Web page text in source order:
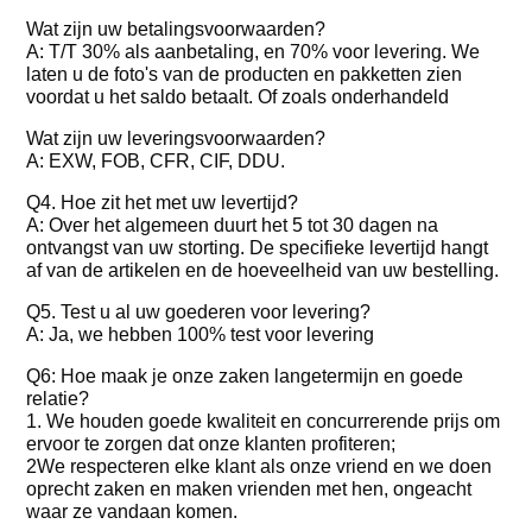
Wat zijn uw betalingsvoorwaarden?
A: T/T 30% als aanbetaling, en 70% voor levering. We
laten u de foto's van de producten en pakketten zien
voordat u het saldo betaalt. Of zoals onderhandeld
Wat zijn uw leveringsvoorwaarden?
A: EXW, FOB, CFR, CIF, DDU.
Q4. Hoe zit het met uw levertijd?
A: Over het algemeen duurt het 5 tot 30 dagen na
ontvangst van uw storting. De specifieke levertijd hangt
af van de artikelen en de hoeveelheid van uw bestelling.
Q5. Test u al uw goederen voor levering?
A: Ja, we hebben 100% test voor levering
Q6: Hoe maak je onze zaken langetermijn en goede
relatie?
1. We houden goede kwaliteit en concurrerende prijs om
ervoor te zorgen dat onze klanten profiteren;
2We respecteren elke klant als onze vriend en we doen
oprecht zaken en maken vrienden met hen, ongeacht
waar ze vandaan komen.